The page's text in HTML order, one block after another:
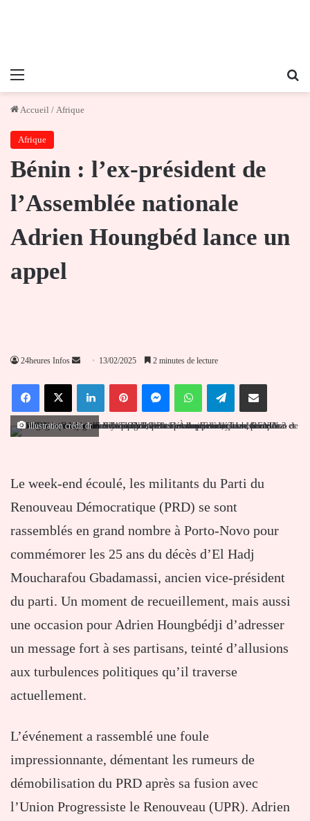
Menu
Accueil / Afrique
Afrique
Bénin : l’ex-président de
l’Assemblée nationale
Adrien Houngbéd lance un
appel
24heures Infos
Envoyer
courriel
13/02/2025 2 minutes de lecture
FacebookX LinkedinPinterestMessengerWhatsAppTelegramPartager par email
illustration crédit dr
Le week-end écoulé, les militants du Parti du
Renouveau Démocratique (PRD) se sont
rassemblés en grand nombre à Porto-Novo pour
commémorer les 25 ans du décès d’El Hadj
Moucharafou Gbadamassi, ancien vice-président
du parti. Un moment de recueillement, mais aussi
une occasion pour Adrien Houngbédji d’adresser
un message fort à ses partisans, teinté d’allusions
aux turbulences politiques qu’il traverse
actuellement.
L’événement a rassemblé une foule
impressionnante, démentant les rumeurs de
démobilisation du PRD après sa fusion avec
l’Union Progressiste le Renouveau (UPR). Adrien